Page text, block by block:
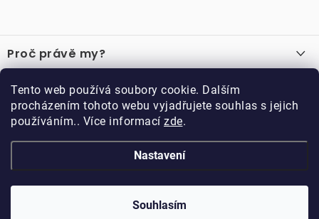
Tento web používá soubory cookie. Dalším
procházením tohoto webu vyjadřujete souhlas s jejich
používáním.. Více informací zde.
Nastavení
Souhlasím
á
p
a
Proč právě my?
Recenze
Důležité odkazy
Velkoobchod
Vzorková prodejna
Kariéra
Blog
O nákupu
Obchodní podmínky
Podmínky věrnostního programu
Doppler CZ spol. s.r.o.,
DOPPLER CZ spol. s r.o.. Všechna práva vyhrazena.